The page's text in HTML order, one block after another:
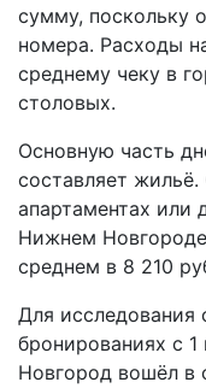
сумму, поскольку
номера. Расходы
среднему чеку в
столовых.
Основную часть
составляет
апартаментах или
Нижнем
среднем в 8 210
Для исследования
бронированиях с
Новгород вошёл в